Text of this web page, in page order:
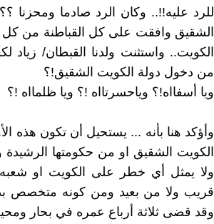
للرد عليه!!.. وكان الرد صادما ومحزنا
الشقيق وافقت على كل القباطنة من
الكويت.. واستثنت ولدنا القبطان/ زياد
من دخول دولة الكويت الشقيق!؟
ويا أسفااه!؟ وياحسرتااه !؟ ويا ظلمااه !؟
وأؤكد هنا بأنه ... يستحيل أن تكون هذه
الكويت الشقيق او من حكومتها الرشيدة
ولا يمثل أي خطر على الكويت او شعبه
قريب ولا من بعيد ومن كونه متخصص
وقد قضى ثلاثة أرباع عمره في بحار